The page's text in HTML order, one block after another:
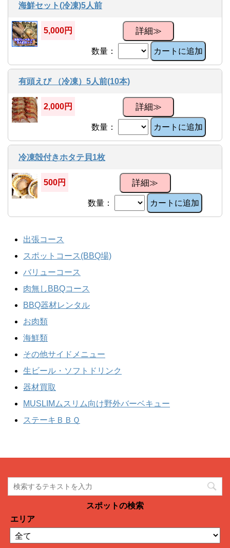
海鮮セット(冷凍)5人前
5,000円 詳細≫
数量： カートに追加
有頭えび （冷凍）5人前(10本)
2,000円 詳細≫
数量： カートに追加
冷凍殻付きホタテ貝1枚
500円 詳細≫
数量： カートに追加
出張コース
スポットコース(BBQ場)
バリューコース
肉無しBBQコース
BBQ器材レンタル
お肉類
海鮮類
その他サイドメニュー
生ビール・ソフトドリンク
器材買取
MUSLIMムスリム向け野外バーベキュー
ステーキＢＢＱ
スポットの検索
エリア